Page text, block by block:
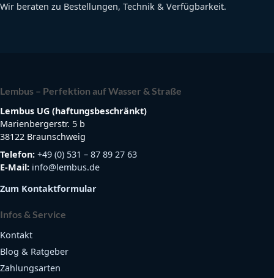
Wir beraten zu Bestellungen, Technik & Verfügbarkeit.
Lembus – Perfektion auf Wasser & Straße
Lembus UG (haftungsbeschränkt)
Marienbergerstr. 5 b
38122 Braunschweig
Telefon: +49 (0) 531 – 87 89 27 63
E-Mail: info@lembus.de
Zum Kontaktformular
Infos & Service
Kontakt
Blog & Ratgeber
Zahlungsarten